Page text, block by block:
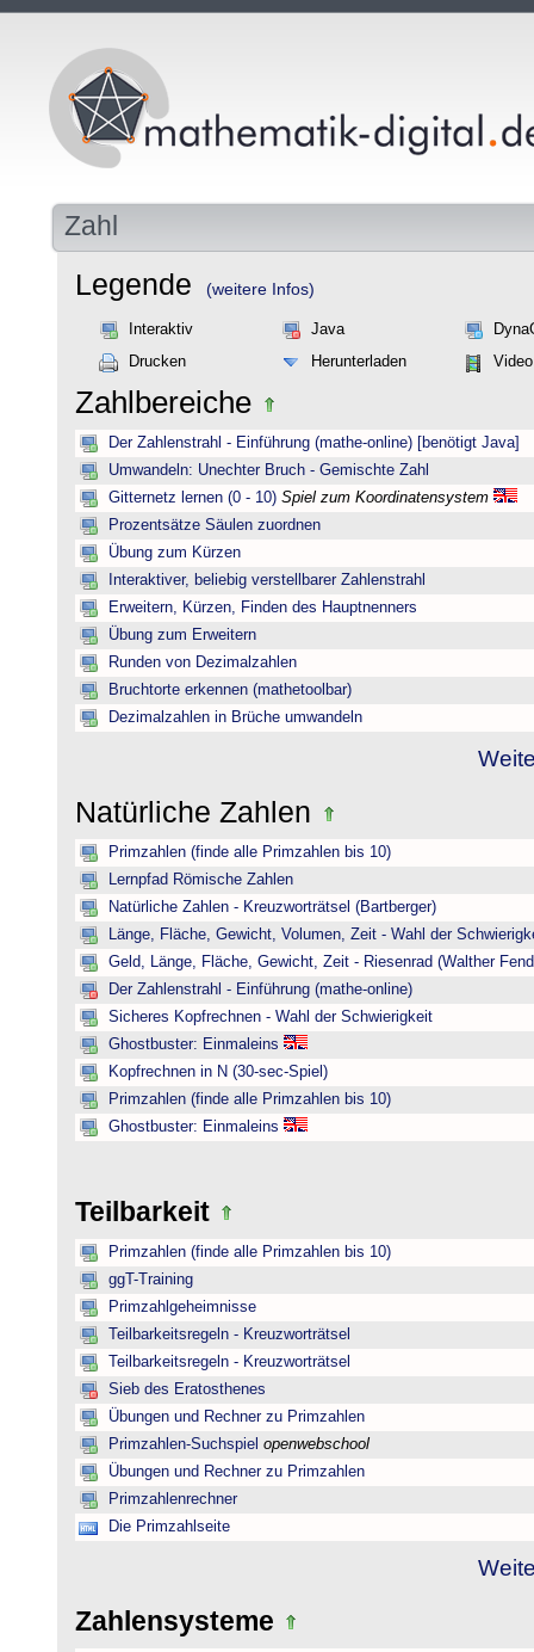
Zahl
Legende (weitere Infos)
Interaktiv Java
Drucken
Herunterladen Video
Zahlbereiche
Der Zahlenstrahl - Einführung (mathe-online) [benötigt Java]
Umwandeln: Unechter Bruch - Gemischte Zahl
Gitternetz lernen (0 - 10) Spiel zum Koordinatensystem
Prozentsätze Säulen zuordnen
Übung zum Kürzen
Interaktiver, beliebig verstellbarer Zahlenstrahl
Erweitern, Kürzen, Finden des Hauptnenners
Übung zum Erweitern
Runden von Dezimalzahlen
Bruchtorte erkennen (mathetoolbar)
Dezimalzahlen in Brüche umwandeln
Natürliche Zahlen
Primzahlen (finde alle Primzahlen bis 10)
Lernpfad Römische Zahlen
Natürliche Zahlen - Kreuzworträtsel (Bartberger)
Länge, Fläche, Gewicht, Volumen, Zeit - Wahl der
Geld, Länge, Fläche, Gewicht, Zeit - Riesenrad (Walther
Der Zahlenstrahl - Einführung (mathe-online)
Sicheres Kopfrechnen - Wahl der Schwierigkeit
Ghostbuster: Einmaleins
Kopfrechnen in N (30-sec-Spiel)
Primzahlen (finde alle Primzahlen bis 10)
Ghostbuster: Einmaleins
Teilbarkeit
Primzahlen (finde alle Primzahlen bis 10)
ggT-Training
Primzahlgeheimnisse
Teilbarkeitsregeln - Kreuzworträtsel
Teilbarkeitsregeln - Kreuzworträtsel
Sieb des Eratosthenes
Übungen und Rechner zu Primzahlen
Primzahlen-Suchspiel openwebschool
Übungen und Rechner zu Primzahlen
Primzahlenrechner
Die Primzahlseite
Zahlensysteme